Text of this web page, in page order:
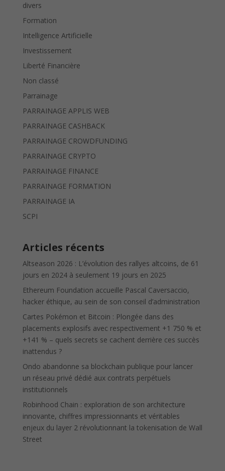
divers
Formation
Intelligence Artificielle
Investissement
Liberté Financière
Non classé
Parrainage
PARRAINAGE APPLIS WEB
PARRAINAGE CASHBACK
PARRAINAGE CROWDFUNDING
PARRAINAGE CRYPTO
PARRAINAGE FINANCE
PARRAINAGE FORMATION
PARRAINAGE IA
SCPI
Articles récents
Altseason 2026 : L’évolution des rallyes altcoins, de 61
jours en 2024 à seulement 19 jours en 2025
Ethereum Foundation accueille Pascal Caversaccio,
hacker éthique, au sein de son conseil d’administration
Cartes Pokémon et Bitcoin : Plongée dans des
placements explosifs avec respectivement +1 750 % et
+141 % – quels secrets se cachent derrière ces succès
inattendus ?
Ondo abandonne sa blockchain publique pour lancer
un réseau privé dédié aux contrats perpétuels
institutionnels
Robinhood Chain : exploration de son architecture
innovante, chiffres impressionnants et véritables
enjeux du layer 2 révolutionnant la tokenisation de Wall
Street